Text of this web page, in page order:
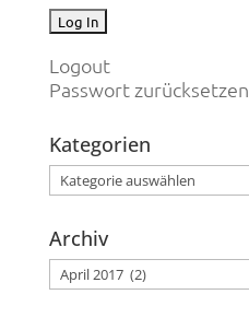
Logout
Passwort zurücksetzen
Kategorien
Kategorien
Archiv
Archiv